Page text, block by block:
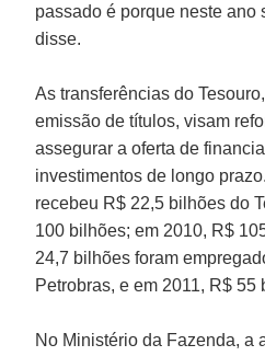
passado é porque neste ano
disse.
As transferências do
emissão de títulos, visam
assegurar a oferta de
investimentos de longo
recebeu R$ 22,5 bilhões do
100 bilhões; em 2010, R$
24,7 bilhões foram
Petrobras, e em 2011, R$ 55
No Ministério da Fazenda, a